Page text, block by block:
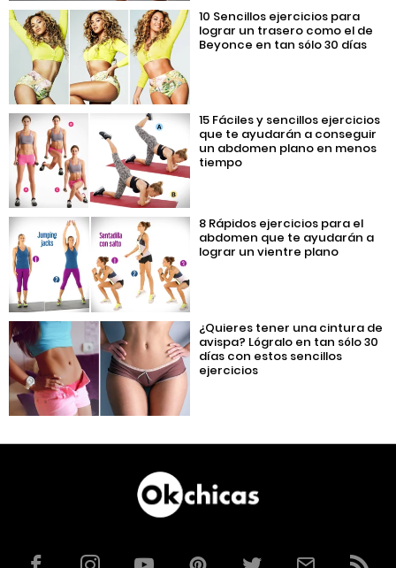
10 Sencillos ejercicios para
lograr un trasero como el de
Beyonce en tan sólo 30 días
15 Fáciles y sencillos ejercicios
que te ayudarán a conseguir
un abdomen plano en menos
tiempo
8 Rápidos ejercicios para el
abdomen que te ayudarán a
lograr un vientre plano
¿Quieres tener una cintura de
avispa? Lógralo en tan sólo 30
días con estos sencillos
ejercicios